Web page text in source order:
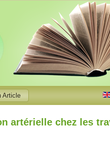
Article
artérielle chez les